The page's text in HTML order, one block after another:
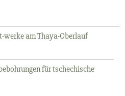
am Thaya-Oberlauf
für tschechische